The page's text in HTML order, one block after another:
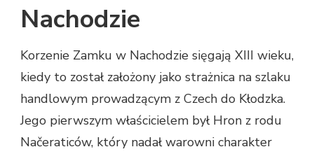
Nachodzie
Korzenie Zamku w Nachodzie sięgają XIII wieku,
kiedy to został założony jako strażnica na szlaku
handlowym prowadzącym z Czech do Kłodzka.
Jego pierwszym właścicielem był Hron z rodu
Načeraticów, który nadał warowni charakter